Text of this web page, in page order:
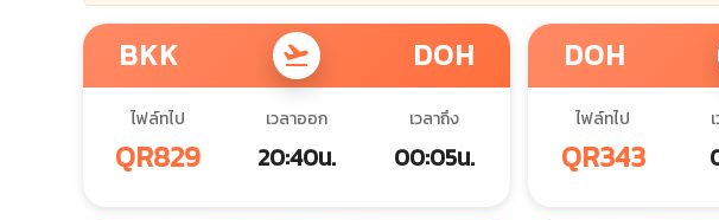
BKK flight_takeoff DOH
ไฟล์ทไป
QR829
เวลาออก
20:40น.
เวลาถึง
00:05น.
DOH
ไฟล์ทไป
QR343